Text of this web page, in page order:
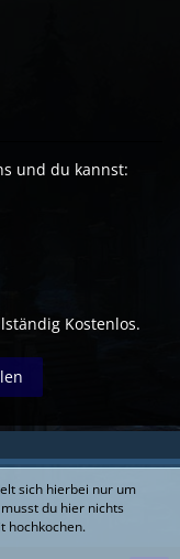
und du kannst:
Kostenlos.
sich hierbei nur um
du hier nichts
hochkochen.